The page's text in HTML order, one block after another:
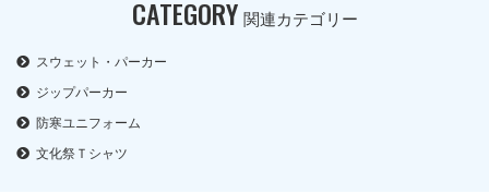
CATEGORY 関連カテゴリー
スウェット・パーカー
ジップパーカー
防寒ユニフォーム
文化祭Ｔシャツ